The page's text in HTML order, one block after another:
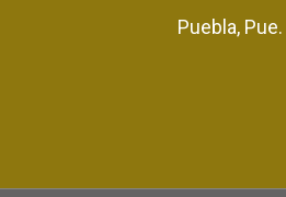
Puebla,